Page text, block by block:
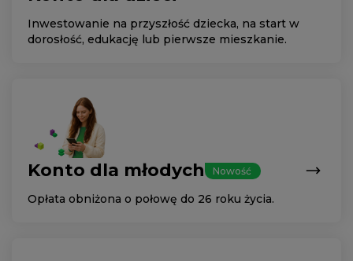
Inwestowanie na przyszłość dziecka, na start w
dorosłość, edukację lub pierwsze mieszkanie.
Konto dla młodych Nowość
Opłata obniżona o połowę do 26 roku życia.